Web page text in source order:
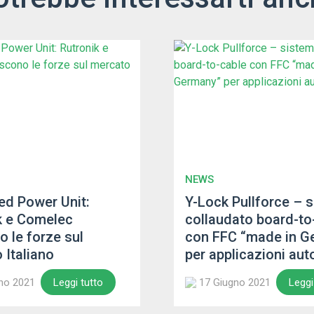
Power Unit:
e Comelec
le forze sul
Italiano
2021 Leggi tutto
NEWS
Y-Lock Pullforce –
collaudato board-
con FFC “made in
per applicazioni
17 Giugno 2021